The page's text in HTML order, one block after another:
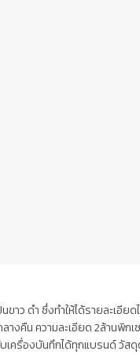
าว ดำ ซึ่งทำให้ได้รายละเอีย
งคืน ความละเอียด 2ล้านพิก
เครื่องบันทึกได้ทุกแบรนด์ วัส